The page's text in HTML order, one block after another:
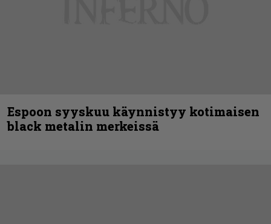
Espoon syyskuu käynnistyy kotimaisen
black metalin merkeissä